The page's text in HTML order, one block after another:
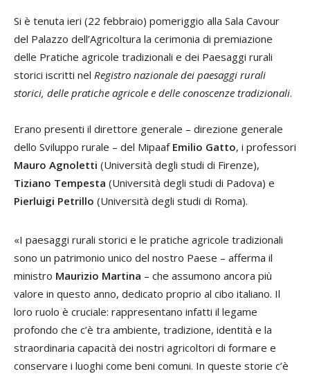
Si è tenuta ieri (22 febbraio) pomeriggio alla Sala Cavour
del Palazzo dell’Agricoltura la cerimonia di premiazione
delle Pratiche agricole tradizionali e dei Paesaggi rurali
storici iscritti nel Registro nazionale dei paesaggi rurali
storici, delle pratiche agricole e delle conoscenze tradizionali.
Erano presenti il direttore generale – direzione generale
dello Sviluppo rurale – del Mipaaf Emilio Gatto, i professori
Mauro Agnoletti (Università degli studi di Firenze),
Tiziano Tempesta (Università degli studi di Padova) e
Pierluigi Petrillo (Università degli studi di Roma).
«I paesaggi rurali storici e le pratiche agricole tradizionali
sono un patrimonio unico del nostro Paese – afferma il
ministro Maurizio Martina – che assumono ancora più
valore in questo anno, dedicato proprio al cibo italiano. Il
loro ruolo è cruciale: rappresentano infatti il legame
profondo che c’è tra ambiente, tradizione, identità e la
straordinaria capacità dei nostri agricoltori di formare e
conservare i luoghi come beni comuni. In queste storie c’è